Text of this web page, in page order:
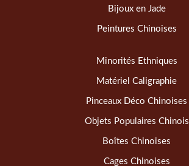
Bijoux en Jade
Peintures Chinoises
Minorités Ethniques
Matériel Caligraphie
Pinceaux Déco Chinoises
Objets Populaires Chinois
Boîtes Chinoises
Cages Chinoises